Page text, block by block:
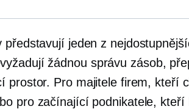
představují jeden z
žádnou správu zásob,
prostor. Pro majitele firem, kteří
pro začínající podnikatele, kteří